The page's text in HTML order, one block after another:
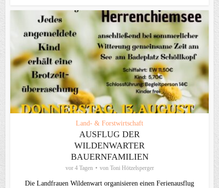
Land- & Forstwirtschaft
AUSFLUG DER
WILDENWARTER
BAUERNFAMILIEN
vor 4 Tagen von Toni Hötzelsperger
Die Landfrauen Wildenwart organisieren einen Ferienausflug